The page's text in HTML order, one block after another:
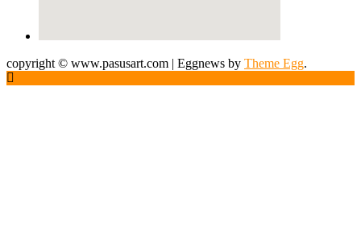
copyright © www.pasusart.com | Eggnews by Theme Egg.